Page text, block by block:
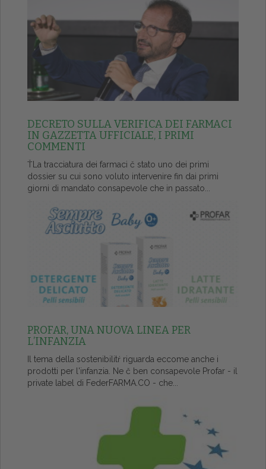
DECRETO SULLA VERIFICA DEI FARMACI
IN GAZZETTA UFFICIALE, I PRIMI
COMMENTI
ŤLa tracciatura dei farmaci č stato uno dei primi
dossier su cui sono voluto intervenire fin dai primi
giorni di mandato consapevole che in passato...
PROFAR, UNA NUOVA LINEA PER
L’INFANZIA
Il tema della sostenibilitŕ riguarda eccome anche i
prodotti per l'infanzia. Ne č ben consapevole Profar - il
private label di FederFARMA.CO - che...